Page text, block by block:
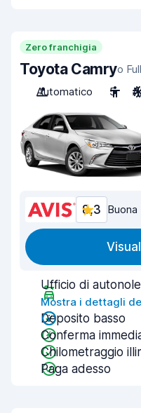
Zero franchigia
Toyota Camryo
Automatico
5
8,3 Buona
Ufficio di
Mostra i dettagli
Deposito basso
Conferma
Chilometraggio
Paga adesso